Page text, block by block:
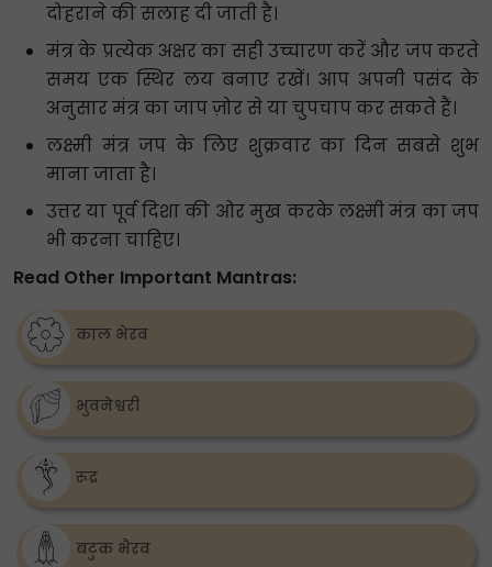
दोहराने की सलाह दी जाती है।
मंत्र के प्रत्येक अक्षर का सही उच्चारण करें और जप करते
समय एक स्थिर लय बनाए रखें। आप अपनी पसंद के
अनुसार मंत्र का जाप ज़ोर से या चुपचाप कर सकते हैं।
लक्ष्मी मंत्र जप के लिए शुक्रवार का दिन सबसे शुभ
माना जाता है।
उत्तर या पूर्व दिशा की ओर मुख करके लक्ष्मी मंत्र का जप
भी करना चाहिए।
Read Other Important Mantras:
काल भेरव
भुवनेश्वरी
रूद्र
बटुक भैरव